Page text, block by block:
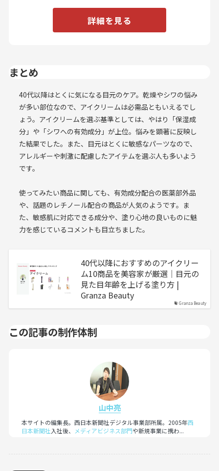
詳細を見る
まとめ
40代以降はとくに気になる目元のケア。乾燥やシワの悩み
が多い部位なので、アイクリームは必需品ともいえるでし
ょう。アイクリームを選ぶ基準としては、やはり「保湿成
分」や「シワへの有効成分」が上位。悩みを顕著に反映し
た結果でした。また、目元はとくに敏感なパーツなので、
アレルギーや刺激に配慮したアイテムを選ぶ人も多いよう
です。
使ってみたい商品に関しても、有効成分配合の医薬部外品
や、話題のレチノール配合の商品が人気のようです。ま
た、敏感肌に対応できる成分や、塗り心地の良いものに魅
力を感じているコメントも目立ちました。
Granza Beauty
40代以降におすすめのアイクリー
ム10商品を美容家が厳選｜目元の
見た目年齢を上げる塗り方 |
Granza Beauty
この記事の制作体制
山中亮
本サイトの編集長。西日本新聞社デジタル事業部所属。2005年西
日本新聞社入社後、 メディアビジネス部門や新規事業に携わ...